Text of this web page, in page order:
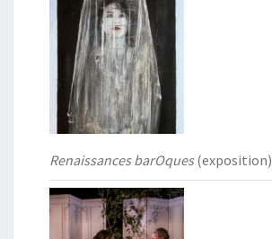
Renaissances barOques(exposition)